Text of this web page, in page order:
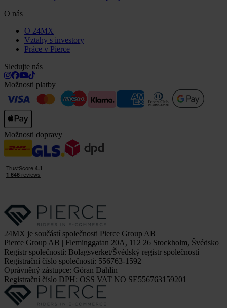
O nás
O 24MX
Vztahy s investory
Práce v Pierce
Sledujte nás
Možnosti platby
Možnosti dopravy
24MX je součástí společnosti Pierce Group AB
Pierce Group AB | Fleminggatan 20A, 112 26 Stockholm, Švédsko
Registr společností: Bolagsverket/Švédský registr společností
Registrační číslo společnosti: 556763-1592
Oprávněný zástupce: Göran Dahlin
Registrační číslo DPH: OSS VAT NO SE556763159201